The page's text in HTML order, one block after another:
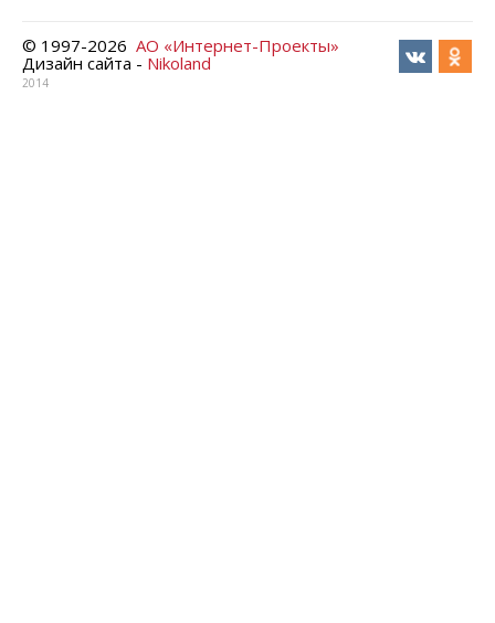
© 1997-2026 АО «Интернет-Проекты»
Дизайн сайта - Nikoland
2014